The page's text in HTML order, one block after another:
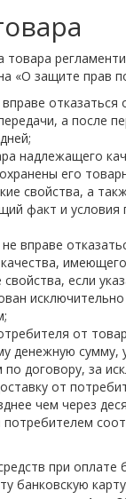
«О защите прав
а после
надлежащего
его
свойства, а
факт и условия
вправе
если
от
денежную сумму,
договору, за
от
чем через
потребителем
при оплате
банковскую